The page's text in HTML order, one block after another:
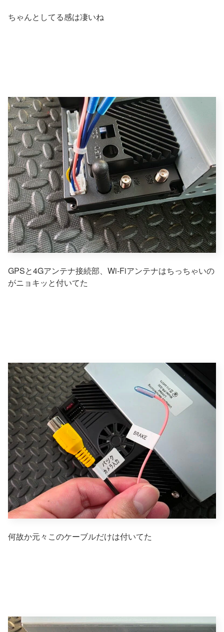
ちゃんとしてる感は凄いね
GPSと4Gアンテナ接続部、Wi-Fiアンテナはちっちゃいの
がニョキッと付いてた
何故か元々このケーブルだけは付いてた